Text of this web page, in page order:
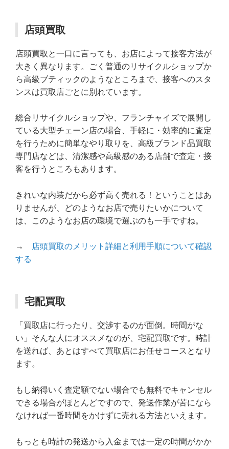
店頭買取
店頭買取と一口に言っても、お店によって接客方法が
大きく異なります。ごく普通のリサイクルショップか
ら高級ブティックのようなところまで、接客へのスタ
ンスは買取店ごとに別れています。
総合リサイクルショップや、フランチャイズで展開し
ている大型チェーン店の場合、手軽に・効率的に査定
を行うために簡単なやり取りを、高級ブランド品買取
専門店などは、清潔感や高級感のある店舗で査定・接
客を行うところもあります。
きれいな内装だから必ず高く売れる！ということはあ
りませんが、どのようなお店で売りたいかについて
は、このようなお店の環境で選ぶのも一手ですね。
→
店頭買取のメリット詳細と利用手順について確認
する
宅配買取
「買取店に行ったり、交渉するのが面倒。時間がな
い」そんな人にオススメなのが、宅配買取です。時計
を送れば、あとはすべて買取店にお任せコースとなり
ます。
もし納得いく査定額でない場合でも無料でキャンセル
できる場合がほとんどですので、発送作業が苦になら
なければ一番時間をかけずに売れる方法といえます。
もっとも時計の発送から入金までは一定の時間がかか